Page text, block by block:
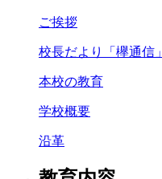
ご挨拶
校長だより「欅通信」
本校の教育
学校概要
沿革